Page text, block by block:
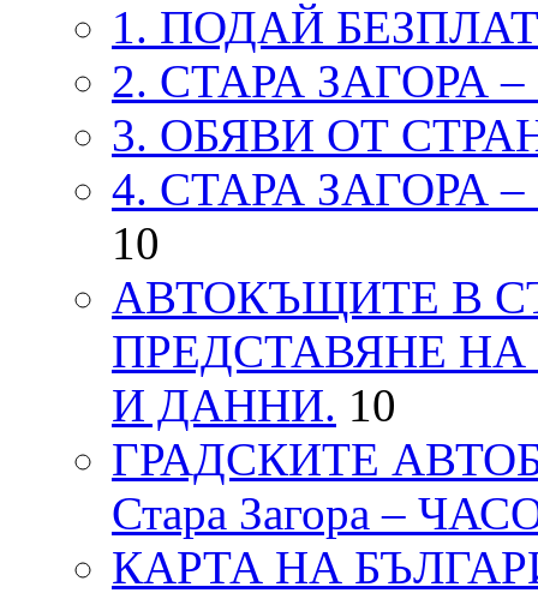
1. ПОДАЙ
2. СТАРА ЗАГОРА
3. ОБЯВИ ОТ
4. СТАРА ЗАГОРА
10
АВТОКЪЩИТЕ В
ПРЕДСТАВЯНЕ
И ДАННИ. 10
ГРАДСКИТЕ
Стара Загора –
КАРТА НА